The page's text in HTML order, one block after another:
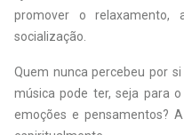
promover o
socialização.
Quem nunca percebeu por
música pode ter, seja para
emoções e pensamentos?